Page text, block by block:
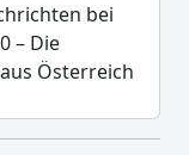
bei
– Die
Österreich